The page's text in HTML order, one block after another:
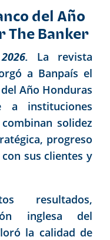
del Año
The Banker
La revista
a Banpaís el
Año Honduras
a instituciones
solidez
progreso
sus clientes y
resultados,
inglesa del
la calidad de